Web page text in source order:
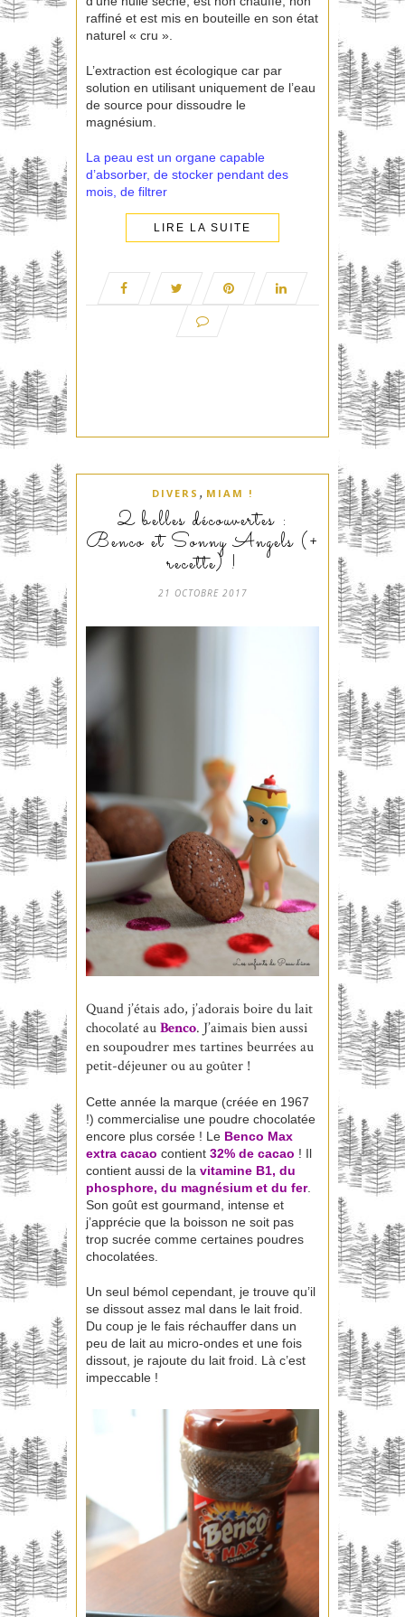
raffiné et est mis en bouteille en son état
naturel « cru ».
L’extraction est écologique car par
solution en utilisant uniquement de l’eau
de source pour dissoudre le
magnésium.
La peau est un organe capable
d’absorber, de stocker pendant des
mois, de filtrer
LIRE LA SUITE
DIVERS , MIAM !
2 belles découvertes :
Benco et Sonny Angels (+
recette) !
21 OCTOBRE 2017
Quand j’étais ado, j’adorais boire du lait
chocolaté auBenco. J’aimais bien aussi
en soupoudrer mes tartines beurrées au
petit-déjeuner ou au goûter !
Cette année la marque (créée en 1967
!) commercialise une poudre chocolatée
encore plus corsée ! Le Benco Max
extra cacao contient 32% de cacao ! Il
contient aussi de la vitamine B1, du
phosphore, du magnésium et du fer.
Son goût est gourmand, intense et
j’apprécie que la boisson ne soit pas
trop sucrée comme certaines poudres
chocolatées.
Un seul bémol cependant, je trouve qu’il
se dissout assez mal dans le lait froid.
Du coup je le fais réchauffer dans un
peu de lait au micro-ondes et une fois
dissout, je rajoute du lait froid. Là c’est
impeccable !